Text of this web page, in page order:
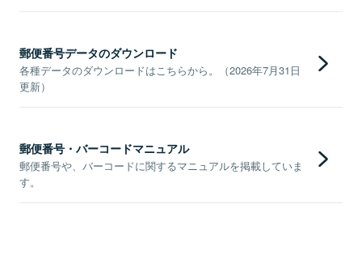
郵便番号データのダウンロード
各種データのダウンロードはこちらから。（2026年7月31日
更新）
郵便番号・バーコードマニュアル
郵便番号や、バーコードに関するマニュアルを掲載していま
す。